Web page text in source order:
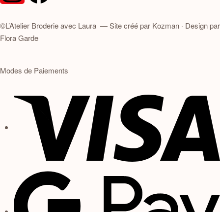
©L’Atelier Broderie avec Laura — Site créé par Kozman · Design par
Flora Garde
Modes de Paiements